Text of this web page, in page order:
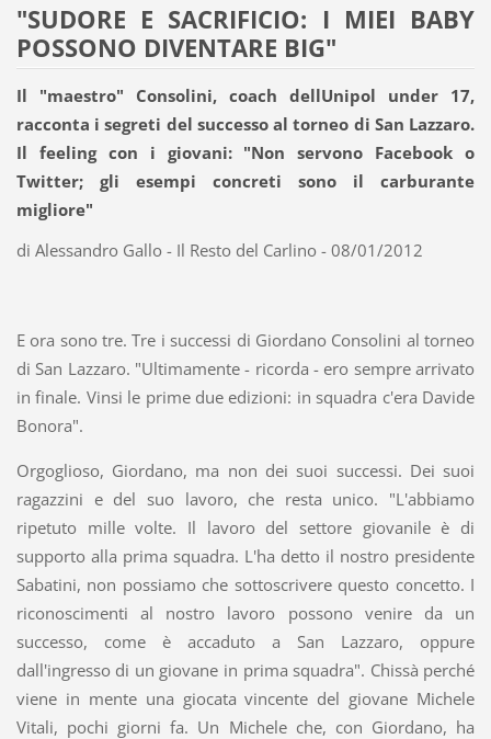
"SUDORE E SACRIFICIO: I MIEI BABY
POSSONO DIVENTARE BIG"
Il "maestro" Consolini, coach dellUnipol under 17,
racconta i segreti del successo al torneo di San Lazzaro.
Il feeling con i giovani: "Non servono Facebook o
Twitter; gli esempi concreti sono il carburante
migliore"
di Alessandro Gallo - Il Resto del Carlino - 08/01/2012
E ora sono tre. Tre i successi di Giordano Consolini al torneo
di San Lazzaro. "Ultimamente - ricorda - ero sempre arrivato
in finale. Vinsi le prime due edizioni: in squadra c'era Davide
Bonora".
Orgoglioso, Giordano, ma non dei suoi successi. Dei suoi
ragazzini e del suo lavoro, che resta unico. "L'abbiamo
ripetuto mille volte. Il lavoro del settore giovanile è di
supporto alla prima squadra. L'ha detto il nostro presidente
Sabatini, non possiamo che sottoscrivere questo concetto. I
riconoscimenti al nostro lavoro possono venire da un
successo, come è accaduto a San Lazzaro, oppure
dall'ingresso di un giovane in prima squadra". Chissà perché
viene in mente una giocata vincente del giovane Michele
Vitali, pochi giorni fa. Un Michele che, con Giordano, ha